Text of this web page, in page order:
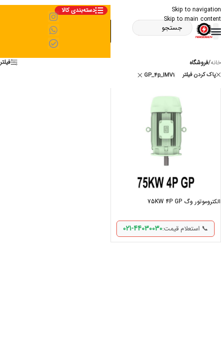
Skip to navigation
Skip to main content
دسته‌بندی کالا
خانه/فروشگاه فیلتر
پاک کردن فیلتر GP_4p_IMV1
الکتروموتور وگ 75KW 4P GP
📞 استعلام قیمت:021-44030030